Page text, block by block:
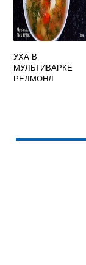
УХА В
МУЛЬТИВАРКЕ
РЕДМОНД